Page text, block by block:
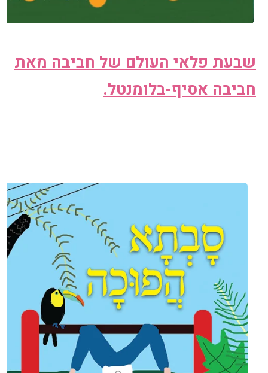
שבעת פלאי העולם של חביבה מאת
חביבה אסיף-בלומנטל.